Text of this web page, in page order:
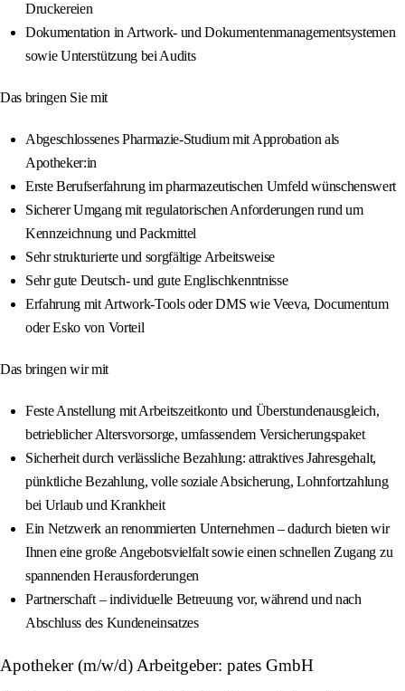
Druckereien
Dokumentation in Artwork- und Dokumentenmanagementsystemen
sowie Unterstützung bei Audits
Das bringen Sie mit
Abgeschlossenes Pharmazie-Studium mit Approbation als
Apotheker:in
Erste Berufserfahrung im pharmazeutischen Umfeld wünschenswert
Sicherer Umgang mit regulatorischen Anforderungen rund um
Kennzeichnung und Packmittel
Sehr strukturierte und sorgfältige Arbeitsweise
Sehr gute Deutsch- und gute Englischkenntnisse
Erfahrung mit Artwork-Tools oder DMS wie Veeva, Documentum
oder Esko von Vorteil
Das bringen wir mit
Feste Anstellung mit Arbeitszeitkonto und Überstundenausgleich,
betrieblicher Altersvorsorge, umfassendem Versicherungspaket
Sicherheit durch verlässliche Bezahlung: attraktives Jahresgehalt,
pünktliche Bezahlung, volle soziale Absicherung, Lohnfortzahlung
bei Urlaub und Krankheit
Ein Netzwerk an renommierten Unternehmen – dadurch bieten wir
Ihnen eine große Angebotsvielfalt sowie einen schnellen Zugang zu
spannenden Herausforderungen
Partnerschaft – individuelle Betreuung vor, während und nach
Abschluss des Kundeneinsatzes
Apotheker (m/w/d) Arbeitgeber: pates GmbH